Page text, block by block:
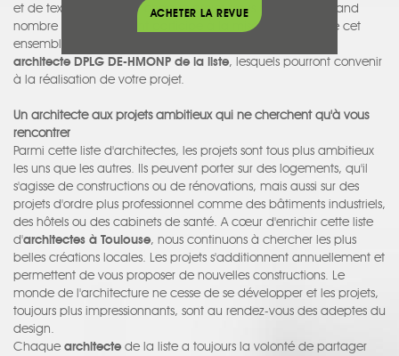
et de textes présentant chaque projet, vous retrouverez grand
nombre d'artisans ayant participé à la mise en œuvre. De cet
ensemble, vous pourrez donc sélectionner pour chaque
architecte DPLG DE-HMONP de la liste, lesquels pourront convenir
à la réalisation de votre projet.
Un architecte aux projets ambitieux qui ne cherchent qu'à vous
rencontrer
Parmi cette liste d'architectes, les projets sont tous plus ambitieux
les uns que les autres. Ils peuvent porter sur des logements, qu'il
s'agisse de constructions ou de rénovations, mais aussi sur des
projets d'ordre plus professionnel comme des bâtiments industriels,
des hôtels ou des cabinets de santé. A cœur d'enrichir cette liste
d'architectes à Toulouse, nous continuons à chercher les plus
belles créations locales. Les projets s'additionnent annuellement et
permettent de vous proposer de nouvelles constructions. Le
monde de l'architecture ne cesse de se développer et les projets,
toujours plus impressionnants, sont au rendez-vous des adeptes du
design.
Chaque architecte de la liste a toujours la volonté de partager
ACHETER LA REVUE